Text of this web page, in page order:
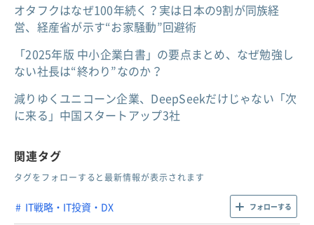
オタフクはなぜ100年続く？実は日本の9割が同族経
営、経産省が示す“お家騒動”回避術
「2025年版 中小企業白書」の要点まとめ、なぜ勉強し
ない社長は“終わり”なのか？
減りゆくユニコーン企業、DeepSeekだけじゃない「次
に来る」中国スタートアップ3社
関連タグ
タグをフォローすると最新情報が表示されます
IT戦略・IT投資・DX フォローする